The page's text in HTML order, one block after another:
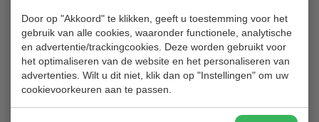
Door op "Akkoord" te klikken, geeft u toestemming voor het
gebruik van alle cookies, waaronder functionele, analytische
en advertentie/trackingcookies. Deze worden gebruikt voor
het optimaliseren van de website en het personaliseren van
advertenties. Wilt u dit niet, klik dan op "Instellingen" om uw
cookievoorkeuren aan te passen.
08/06/2024
Donderdag 6 juni 2024 is ons lid Carol Schotting overleden.
Wij wensen haar man en dierbaren heel veel sterkte toe in deze
moeilijke tijd.
De rouwkaart met foto hangt op het publicatiebord in de gang naar
het restaurant. Om deze in te zien klikHIER.